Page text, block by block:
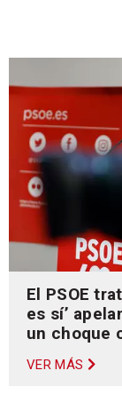
El PSOE
es sí’
un choque
VER MÁS